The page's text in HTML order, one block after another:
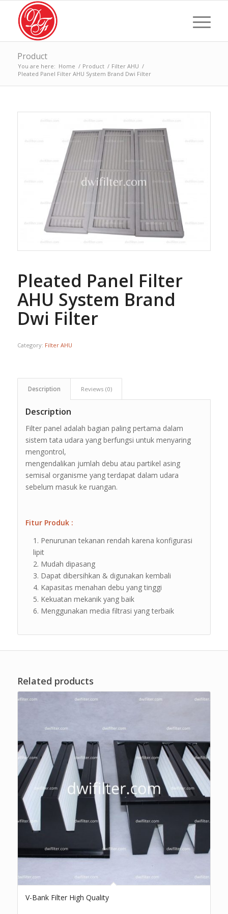
Product
You are here: Home / Product / Filter AHU /
Pleated Panel Filter AHU System Brand Dwi Filter
Pleated Panel Filter
AHU System Brand
Dwi Filter
Category: Filter AHU
Description Reviews (0)
Description
Filter panel adalah bagian paling pertama dalam
sistem tata udara yang berfungsi untuk menyaring
mengontrol,
mengendalikan jumlah debu atau partikel asing
semisal organisme yang terdapat dalam udara
sebelum masuk ke ruangan.
Fitur Produk :
Penurunan tekanan rendah karena konfigurasi
lipit
Mudah dipasang
Dapat dibersihkan & digunakan kembali
Kapasitas menahan debu yang tinggi
Kekuatan mekanik yang baik
Menggunakan media filtrasi yang terbaik
Related products
V-Bank Filter High Quality